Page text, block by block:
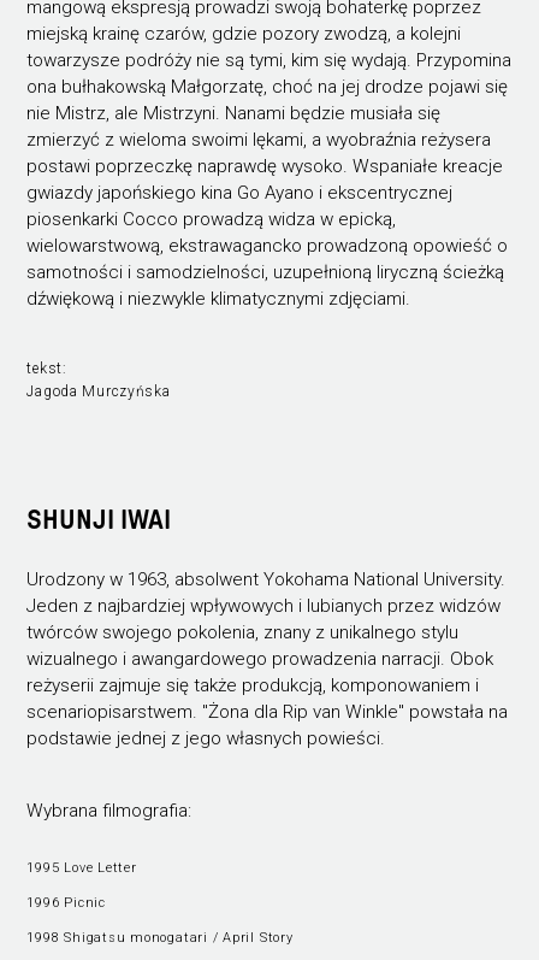
mangową ekspresją prowadzi swoją bohaterkę poprzez
miejską krainę czarów, gdzie pozory zwodzą, a kolejni
towarzysze podróży nie są tymi, kim się wydają. Przypomina
ona bułhakowską Małgorzatę, choć na jej drodze pojawi się
nie Mistrz, ale Mistrzyni. Nanami będzie musiała się
zmierzyć z wieloma swoimi lękami, a wyobraźnia reżysera
postawi poprzeczkę naprawdę wysoko. Wspaniałe kreacje
gwiazdy japońskiego kina Go Ayano i ekscentrycznej
piosenkarki Cocco prowadzą widza w epicką,
wielowarstwową, ekstrawagancko prowadzoną opowieść o
samotności i samodzielności, uzupełnioną liryczną ścieżką
dźwiękową i niezwykle klimatycznymi zdjęciami.
tekst:
Jagoda Murczyńska
SHUNJI IWAI
Urodzony w 1963, absolwent Yokohama National University.
Jeden z najbardziej wpływowych i lubianych przez widzów
twórców swojego pokolenia, znany z unikalnego stylu
wizualnego i awangardowego prowadzenia narracji. Obok
reżyserii zajmuje się także produkcją, komponowaniem i
scenariopisarstwem. "Żona dla Rip van Winkle" powstała na
podstawie jednej z jego własnych powieści.
Wybrana filmografia:
1995 Love Letter
1996 Picnic
1998 Shigatsu monogatari / April Story